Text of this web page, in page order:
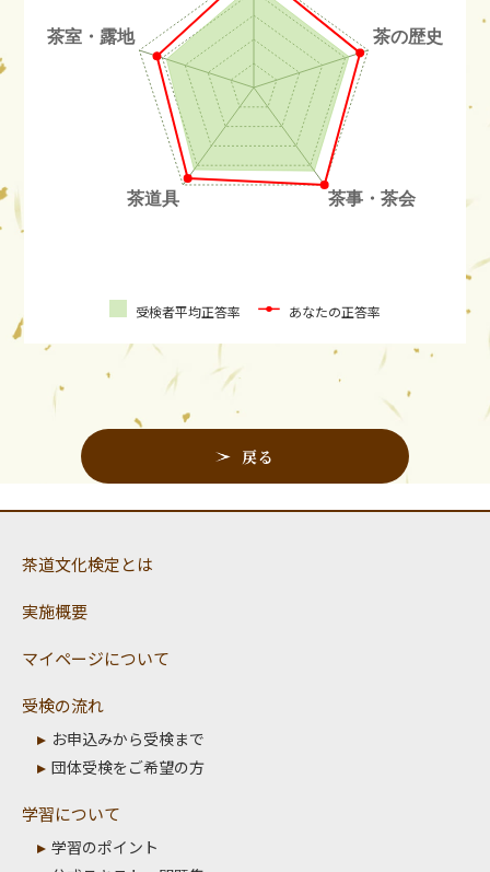
受検者平均正答率 あなたの正答率
戻る
茶道文化検定とは
実施概要
マイページについて
受検の流れ
お申込みから受検まで
団体受検をご希望の方
学習について
学習のポイント